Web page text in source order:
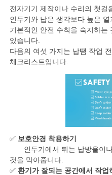
전자기기 제작이나 수리의 첫걸
인두기와 납은 생각보다 높은
기본적인 안전 수칙을 숙지하는
있습니다.
다음의 여섯 가지는 납땜 작업
체크리스트입니다.
✅ 보호안경 착용하기
인두기에서 튀는 납방울이나
것을 막아줍니다.
✅ 환기가 잘되는 공간에서 작업